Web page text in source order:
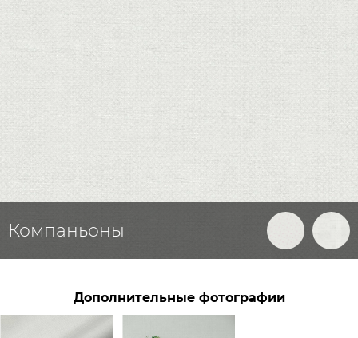
Компаньоны
Дополнительные фотографии